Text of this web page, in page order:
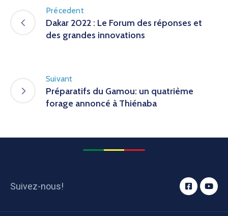
Précedent
Dakar 2022 : Le Forum des réponses et
des grandes innovations
Suivant
Préparatifs du Gamou: un quatrième
forage annoncé à Thiénaba
Suivez-nous!